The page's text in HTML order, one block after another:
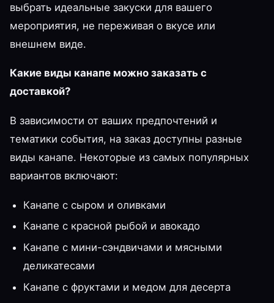
выбрать идеальные закуски для вашего
мероприятия, не переживая о вкусе или
внешнем виде.
Какие виды канапе можно заказать с
доставкой?
В зависимости от ваших предпочтений и
тематики события, на заказ доступны разные
виды канапе. Некоторые из самых популярных
вариантов включают:
Канапе с сыром и оливками
Канапе с красной рыбой и авокадо
Канапе с мини-сэндвичами и мясными
деликатесами
Канапе с фруктами и медом для десерта